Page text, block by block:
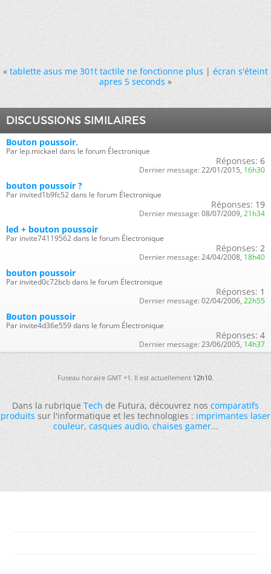
« tablette asus me 301t tactile ne fonctionne plus|écran s'éteint
apres 5 seconds »
DISCUSSIONS SIMILAIRES
Bouton poussoir.
Par lep.mickael dans le forum Électronique
Réponses: 6
Dernier message: 22/01/2015, 16h30
bouton poussoir ?
Par invited1b9fc52 dans le forum Électronique
Réponses: 19
Dernier message: 08/07/2009, 21h34
led + bouton poussoir
Par invite74119562 dans le forum Électronique
Réponses: 2
Dernier message: 24/04/2008, 18h40
bouton poussoir
Par invited0c72bcb dans le forum Électronique
Réponses: 1
Dernier message: 02/04/2006, 22h55
Bouton poussoir
Par invite4d36e559 dans le forum Électronique
Réponses: 4
Dernier message: 23/06/2005, 14h37
Fuseau horaire GMT +1. Il est actuellement12h10.
Dans la rubriqueTechde Futura, découvrez noscomparatifs
produitssur l'informatique et les technologies :imprimantes laser
couleur,casques audio,chaises gamer...